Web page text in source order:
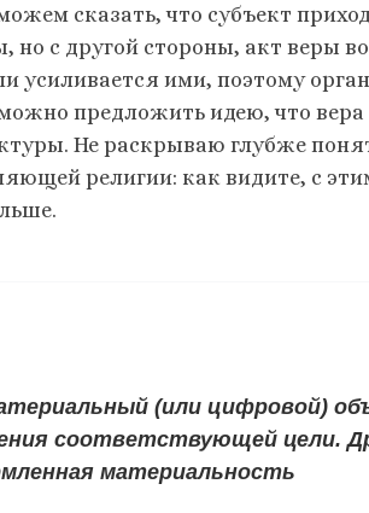
сказать, что субъект
но с другой стороны, акт веры
усиливается ими, поэтому
предложить идею, что
Не раскрываю глубже
религии: как видите, с
(или цифровой)
соответствующей цели.
материальность